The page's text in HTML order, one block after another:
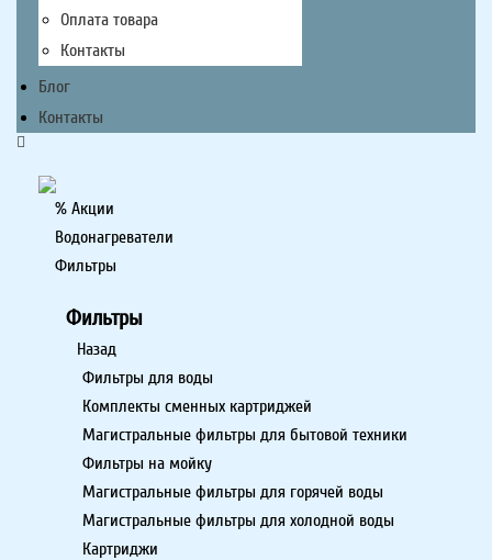
Оплата товара
Контакты
Блог
Контакты
% Акции
Водонагреватели
Фильтры
Фильтры
Назад
Фильтры для воды
Комплекты сменных картриджей
Магистральные фильтры для бытовой техники
Фильтры на мойку
Магистральные фильтры для горячей воды
Магистральные фильтры для холодной воды
Картриджи